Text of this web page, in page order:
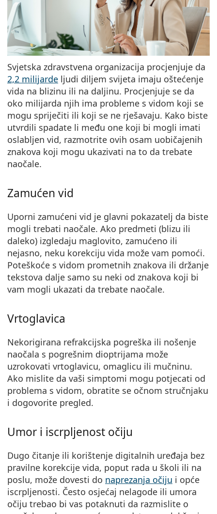
Svjetska zdravstvena organizacija procjenjuje da
2,2 milijarde ljudi diljem svijeta imaju oštećenje
vida na blizinu ili na daljinu. Procjenjuje se da
oko milijarda njih ima probleme s vidom koji se
mogu spriječiti ili koji se ne rješavaju. Kako biste
utvrdili spadate li među one koji bi mogli imati
oslabljen vid, razmotrite ovih osam uobičajenih
znakova koji mogu ukazivati na to da trebate
naočale.
Zamućen vid
Uporni zamućeni vid je glavni pokazatelj da biste
mogli trebati naočale. Ako predmeti (blizu ili
daleko) izgledaju maglovito, zamućeno ili
nejasno, neku korekciju vida može vam pomoći.
Poteškoće s vidom prometnih znakova ili držanje
tekstova dalje samo su neki od znakova koji bi
vam mogli ukazati da trebate naočale.
Vrtoglavica
Nekorigirana refrakcijska pogreška ili nošenje
naočala s pogrešnim dioptrijama može
uzrokovati vrtoglavicu, omaglicu ili mučninu.
Ako mislite da vaši simptomi mogu potjecati od
problema s vidom, obratite se očnom stručnjaku
i dogovorite pregled.
Umor i iscrpljenost očiju
Dugo čitanje ili korištenje digitalnih uređaja bez
pravilne korekcije vida, poput rada u školi ili na
poslu, može dovesti do naprezanja očiju i opće
iscrpljenosti. Često osjećaj nelagode ili umora
očiju trebao bi vas potaknuti da razmislite o